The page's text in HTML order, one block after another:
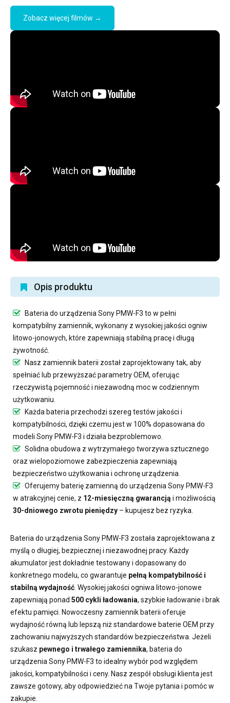
Zobacz więcej filmów →
Opis produktu
Bateria do urządzenia Sony PMW-F3 to w pełni
kompatybilny zamiennik, wykonany z wysokiej jakości ogniw
litowo-jonowych, które zapewniają stabilną pracę i długą
żywotność.
Nasz zamiennik baterii został zaprojektowany tak, aby
spełniać lub przewyższać parametry OEM, oferując
rzeczywistą pojemność i niezawodną moc w codziennym
użytkowaniu.
Każda bateria przechodzi szereg testów jakości i
kompatybilności, dzięki czemu jest w 100% dopasowana do
modeli Sony PMW-F3 i działa bezproblemowo.
Solidna obudowa z wytrzymałego tworzywa sztucznego
oraz wielopoziomowe zabezpieczenia zapewniają
bezpieczeństwo użytkowania i ochronę urządzenia.
Oferujemybaterię zamienną do urządzenia Sony PMW-F3
w atrakcyjnej cenie, z 12-miesięczną gwarancją i możliwością
30-dniowego zwrotu pieniędzy – kupujesz bez ryzyka.
Bateria do urządzenia Sony PMW-F3 została zaprojektowana z
myślą o długiej, bezpiecznej i niezawodnej pracy. Każdy
akumulator jest dokładnie testowany i dopasowany do
konkretnego modelu, co gwarantuje pełną kompatybilność i
stabilną wydajność . Wysokiej jakości ogniwa litowo-jonowe
zapewniają ponad 500 cykli ładowania, szybkie ładowanie i brak
efektu pamięci. Nowoczesny zamiennik baterii oferuje
wydajność równą lub lepszą niż standardowe baterie OEM przy
zachowaniu najwyższych standardów bezpieczeństwa. Jeżeli
szukasz pewnego i trwałego zamiennika, bateria do
urządzenia Sony PMW-F3 to idealny wybór pod względem
jakości, kompatybilności i ceny. Nasz zespół obsługi klienta jest
zawsze gotowy, aby odpowiedzieć na Twoje pytania i pomóc w
zakupie.